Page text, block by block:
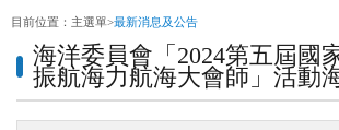
目前位置： 主選單>最新消息及公告
海洋委員會「2024第五屆國
振航海力航海大會師」活動